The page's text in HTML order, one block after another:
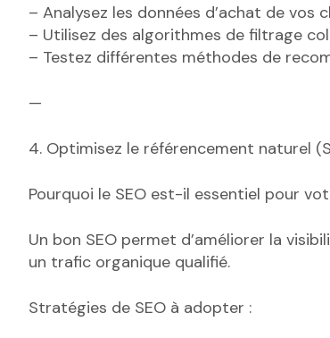
– Analysez les données d’achat de vos
– Utilisez des algorithmes de filtrage
– Testez différentes méthodes de
—
4. Optimisez le référencement naturel
Pourquoi le SEO est-il essentiel pour
Un bon SEO permet d’améliorer la
un trafic organique qualifié.
Stratégies de SEO à adopter :